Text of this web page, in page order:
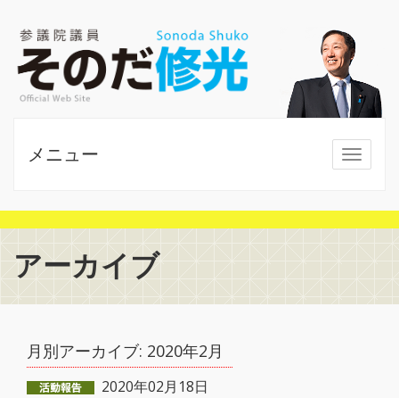
MENU
メニュー
アーカイブ
月別アーカイブ: 2020年2月
2020年02月18日